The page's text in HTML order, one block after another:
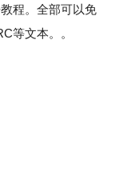
程。全部可以免
等文本。。